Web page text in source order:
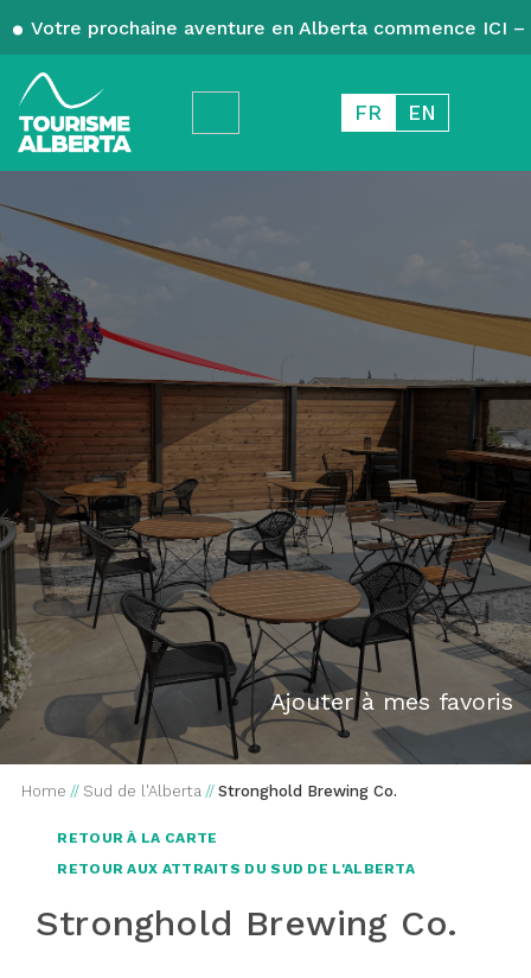
Votre prochaine aventure en Alberta commence ICI
FR EN
Ajouter à mes favoris
Home // Sud de l'Alberta // Stronghold Brewing Co.
RETOUR À LA CARTE
RETOUR AUX ATTRAITS DU SUD DE L'ALBERTA
Stronghold Brewing Co.